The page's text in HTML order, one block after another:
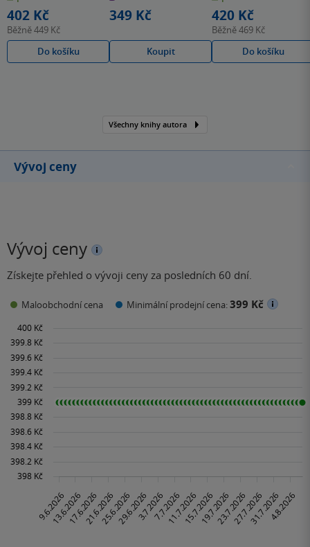
hvězdiček
402 Kč
Běžně449 Kč
Do košíku
hvězdiček
349 Kč
Koupit
hvězdiček
420 Kč
Běžně469 Kč
Do košíku
Všechny knihy autora
Vývoj ceny
Vývoj ceny
Získejte přehled o vývoji ceny za posledních 60 dní.
Maloobchodní cena Minimální prodejní cena:399 Kč